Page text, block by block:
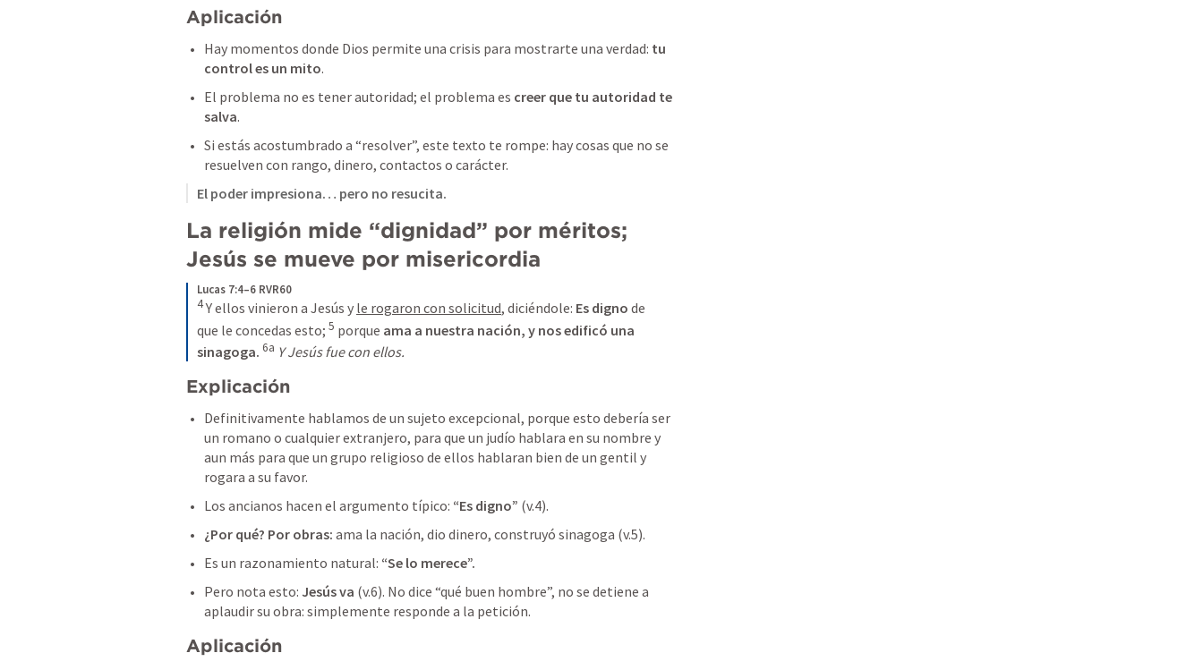
Aplicación
Hay momentos donde Dios permite una crisis para mostrarte una verdad: tu
control es un mito.
El problema no es tener autoridad; el problema es creer que tu autoridad te
salva.
Si estás acostumbrado a “resolver”, este texto te rompe: hay cosas que no se
resuelven con rango, dinero, contactos o carácter.
El poder impresiona… pero no resucita.
La religión mide “dignidad” por méritos;
Jesús se mueve por misericordia
Lucas 7:4–6 RVR60
4 Y ellos vinieron a Jesús y le rogaron con solicitud, diciéndole: Es digno de
que le concedas esto; 5 porque ama a nuestra nación, y nos edificó una
sinagoga. 6a Y Jesús fue con ellos.
Explicación
Definitivamente hablamos de un sujeto excepcional, porque esto debería ser
un romano o cualquier extranjero, para que un judío hablara en su nombre y
aun más para que un grupo religioso de ellos hablaran bien de un gentil y
rogara a su favor.
Los ancianos hacen el argumento típico: “Es digno” (v.4).
¿Por qué? Por obras: ama la nación, dio dinero, construyó sinagoga (v.5).
Es un razonamiento natural: “Se lo merece”.
Pero nota esto: Jesús va (v.6). No dice “qué buen hombre”, no se detiene a
aplaudir su obra: simplemente responde a la petición.
Aplicación